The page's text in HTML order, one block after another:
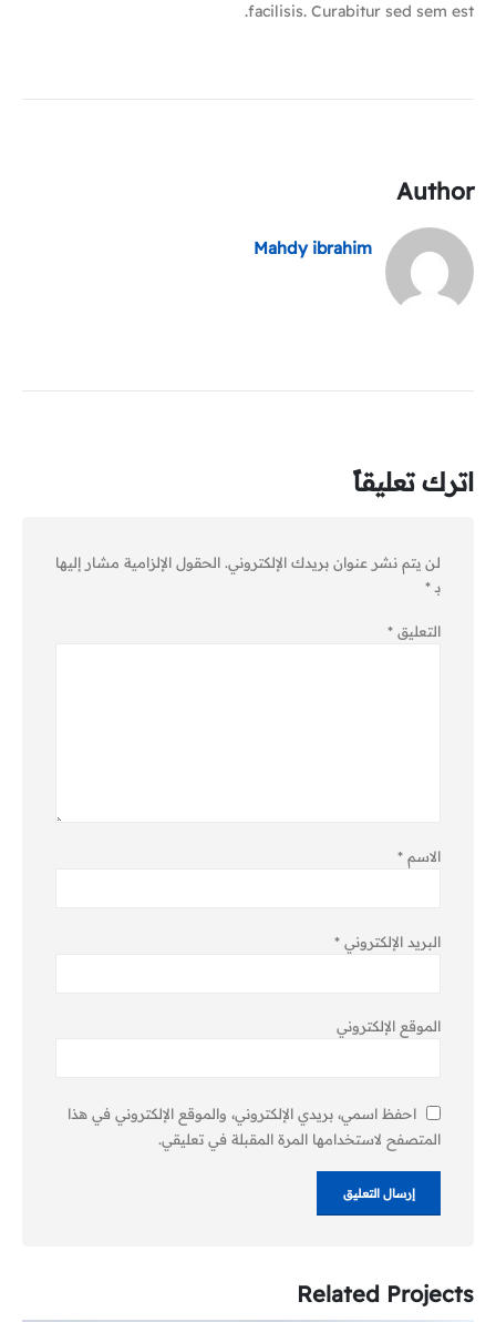
facilisis. Curabitur sed sem est.
Author
Mahdy ibrahim
اترك تعليقاً
لن يتم نشر عنوان بريدك الإلكتروني. الحقول الإلزامية مشار إليها
بـ *
التعليق *
الاسم *
البريد الإلكتروني *
الموقع الإلكتروني
احفظ اسمي، بريدي الإلكتروني، والموقع الإلكتروني في هذا
المتصفح لاستخدامها المرة المقبلة في تعليقي.
Related Projects